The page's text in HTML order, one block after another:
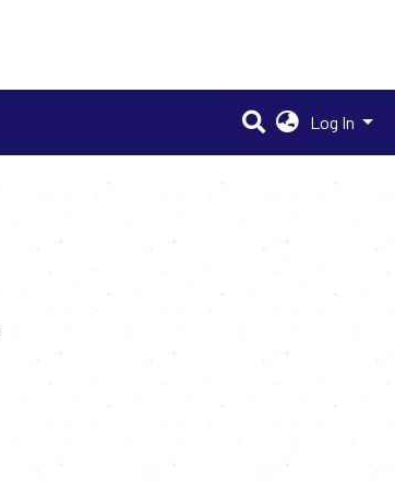
Log In